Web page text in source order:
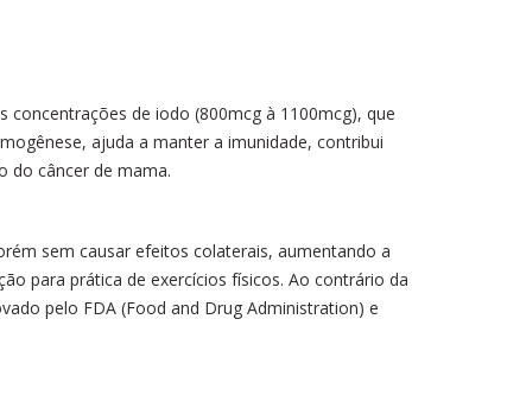
concentrações de iodo (800mcg à 1100mcg), que
ajuda a manter a imunidade, contribui
do câncer de mama.
sem causar efeitos colaterais, aumentando a
para prática de exercícios físicos. Ao contrário da
pelo FDA (Food and Drug Administration) e